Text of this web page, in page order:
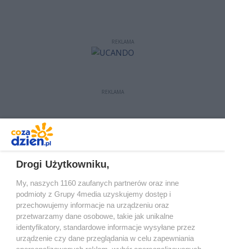
REKLAMA
REKLAMA
Drogi Użytkowniku,
My, naszych 1160 zaufanych partnerów oraz inne
podmioty z Grupy 4media uzyskujemy dostęp i
przechowujemy informacje na urządzeniu oraz
przetwarzamy dane osobowe, takie jak unikalne
identyfikatory, standardowe informacje wysyłane przez
urządzenie czy dane przeglądania w celu zapewniania